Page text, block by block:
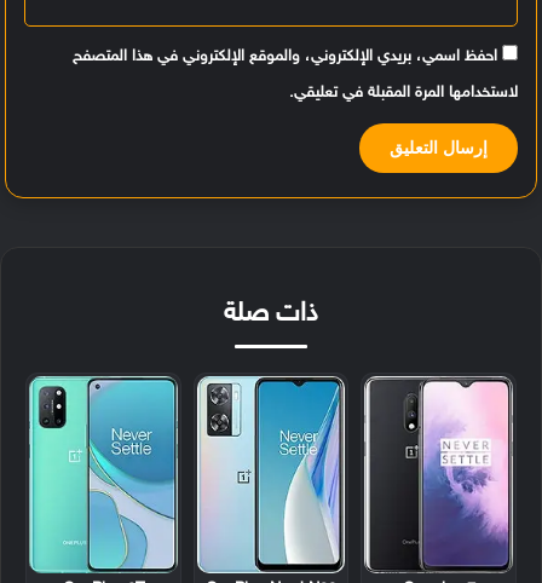
احفظ اسمي، بريدي الإلكتروني، والموقع الإلكتروني في هذا المتصفح
لاستخدامها المرة المقبلة في تعليقي.
ذات صلة